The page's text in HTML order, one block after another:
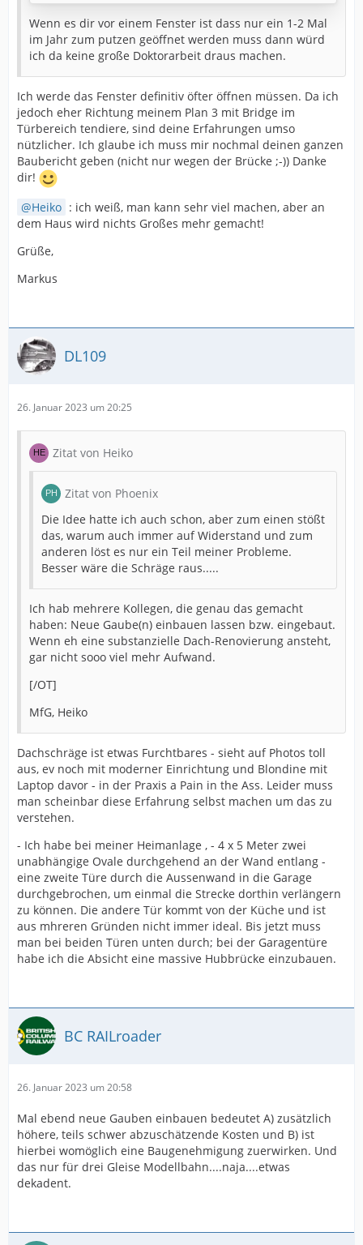
Liftout Brücke geflossen, leider nicht mit dem
gewünschten Ergebniss.
Mit der Brücke ansich…
Der Liftout Brücke habe ich einen ordentlichen
Stromanschluss mit Bananenstecker spendiert, somit
kann ich nun auch eine
großen Haken drunter machen. Villeicht fehlt noch
ein "Low Clearance" Schild
Damit ich mit den Gleisen bis nach Harrison komme,
muss ich zuerst noch eine Trestle bauen. Hab ich
hab auch keinen Kit aber Holzreste und ein Bild als
Vorlage.
für die Stützen habe ich mir…
Wenn es dir vor einem Fenster ist dass nur ein 1-2 Mal
im Jahr zum putzen geöffnet werden muss dann würd
ich da keine große Doktorarbeit draus machen.
Ich werde das Fenster definitiv öfter öffnen müssen. Da ich
jedoch eher Richtung meinem Plan 3 mit Bridge im
Türbereich tendiere, sind deine Erfahrungen umso
nützlicher. Ich glaube ich muss mir nochmal deinen ganzen
Baubericht geben (nicht nur wegen der Brücke ;-)) Danke
dir!
Heiko : ich weiß, man kann sehr viel machen, aber an
dem Haus wird nichts Großes mehr gemacht!
Grüße,
Markus
DL109
26. Januar 2023 um 20:25
Zitat von Heiko
Zitat von Phoenix
Die Idee hatte ich auch schon, aber zum einen stößt
das, warum auch immer auf Widerstand und zum
anderen löst es nur ein Teil meiner Probleme.
Besser wäre die Schräge raus.....
Ich hab mehrere Kollegen, die genau das gemacht
haben: Neue Gaube(n) einbauen lassen bzw. eingebaut.
Wenn eh eine substanzielle Dach-Renovierung ansteht,
gar nicht sooo viel mehr Aufwand.
[/OT]
MfG, Heiko
Dachschräge ist etwas Furchtbares - sieht auf Photos toll
aus, ev noch mit moderner Einrichtung und Blondine mit
Laptop davor - in der Praxis a Pain in the Ass. Leider muss
man scheinbar diese Erfahrung selbst machen um das zu
verstehen.
- Ich habe bei meiner Heimanlage , - 4 x 5 Meter zwei
unabhängige Ovale durchgehend an der Wand entlang -
eine zweite Türe durch die Aussenwand in die Garage
durchgebrochen, um einmal die Strecke dorthin verlängern
zu können. Die andere Tür kommt von der Küche und ist
aus mhreren Gründen nicht immer ideal. Bis jetzt muss
man bei beiden Türen unten durch; bei der Garagentüre
habe ich die Absicht eine massive Hubbrücke einzubauen.
BC RAILroader
26. Januar 2023 um 20:58
Mal ebend neue Gauben einbauen bedeutet A) zusätzlich
höhere, teils schwer abzuschätzende Kosten und B) ist
hierbei womöglich eine Baugenehmigung zuerwirken. Und
das nur für drei Gleise Modellbahn....naja....etwas
dekadent.